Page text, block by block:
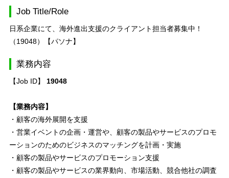
Job Title/Role
日系企業にて、海外進出支援のクライアント担当者募集中！
（19048）【パソナ】
業務内容
【Job ID】 19048
【業務内容】
・顧客の海外展開を支援
・営業イベントの企画・運営や、顧客の製品やサービスのプロモ
ーションのためのビジネスのマッチングを計画・実施
・顧客の製品やサービスのプロモーション支援
・顧客の製品やサービスの業界動向、市場活動、競合他社の調査